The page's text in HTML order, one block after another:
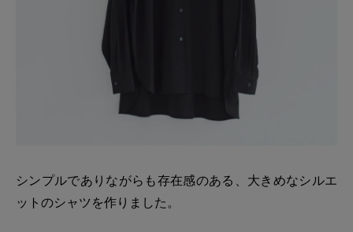
シンプルでありながらも存在感のある、大きめなシルエ
ットのシャツを作りました。